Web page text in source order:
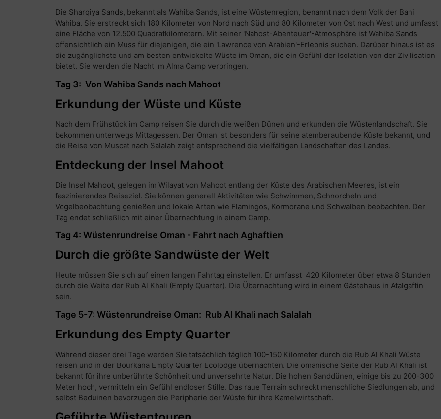
Die Sharqiya Sands, bekannt als Wahiba Sands, ist eine Wüstenregion, benannt nach dem Volk der Bani
Wahiba. Sie erstreckt sich 180 Kilometer von Nord nach Süd und 80 Kilometer von Ost nach West und umfasst
eine Fläche von 12.500 Quadratkilometern. Mit seiner 'Nahost-Abenteuer'-Atmosphäre ist Wahiba Sands
offensichtlich ein Muss für diejenigen, die ein 'Lawrence von Arabien'-Erlebnis suchen. Darüber hinaus ist es
die zugänglichste und am besten entwickelte Wüste im Oman, die ein Gefühl der Isolation von der Zivilisation
bietet. Sie werden die Nacht im Alma Camp verbringen.
Tag 3: Von Wahiba Sands nach Mahoot
Erkundung der Wüste und Küste
Nach dem Frühstück im Camp reisen Sie durch die weißen Dünen und erkunden die Wüstenlandschaft. Sie
bekommen unterwegs Mittagessen. Der Oman ist besonders für seine atemberaubende Küste bekannt, und
die Reise von Muscat nach Salalah zeigt entsprechend die vielfältigen Landschaften des Landes.
Entdeckung der Insel Mahoot
Die Insel Mahoot, gelegen im Wilayat von Mahoot entlang der Küste des Arabischen Meeres, ist ein
faszinierendes Reiseziel. Sie können generell Aktivitäten wie Schwimmen, Schnorcheln und
Vogelbeobachtung genießen und lokale Arten wie Flamingos, Kormorane und Schwalben beobachten. Der
Tag endet schließlich mit einer Übernachtung in einem Camp.
Tag 4: Wüstenrundreise Oman - Fahrt nach Aghaftien
Durch die größte Sandwüste der Welt
Heute müssen Sie sich auf einen langen Fahrtag einstellen. Er umfasst 420 Kilometer über etwa 8 Stunden
durch die Weite der Rub Al Khali (Empty Quarter). Die Übernachtung wird in einem Gästehaus in Atalgaftin
sein.
Tage 5-7: Wüstenrundreise Oman: Rub Al Khali nach Salalah
Erkundung des Empty Quarter
Während dieser drei Tage werden Sie tatsächlich täglich 100-150 Kilometer durch die Rub Al Khali Wüste
reisen und in der Bourkana Empty Quarter Ecolodge übernachten. Die omanische Seite der Rub Al Khali ist
bekannt für ihre unberührte Schönheit und unversehrte Natur. Die hohen Sanddünen, einige bis zu 200-300
Meter hoch, vermitteln ein Gefühl endloser Stille. Das raue Terrain schreckt menschliche Siedlungen ab, und
selbst Beduinen bevorzugen die Peripherie der Wüste für ihre Kamelwirtschaft.